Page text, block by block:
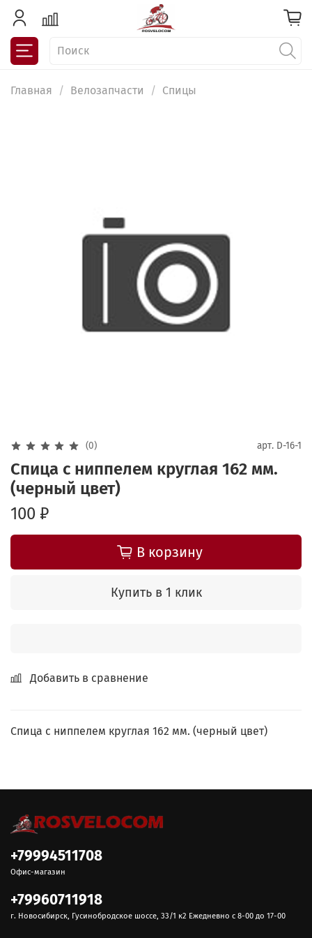
Главная Велозапчасти Спицы
(0) арт. D-16-1
Спица с ниппелем круглая 162 мм.
(черный цвет)
100 ₽
В корзину
Купить в 1 клик
Добавить в сравнение
Спица с ниппелем круглая 162 мм. (черный цвет)
+79994511708
Офис-магазин
+79960711918
г. Новосибирск, Гусинобродское шоссе, 33/1 к2 Ежедневно с 8-00 до 17-00